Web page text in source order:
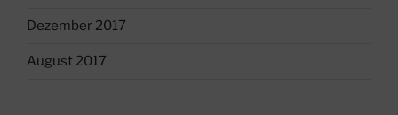
Dezember 2017
August 2017